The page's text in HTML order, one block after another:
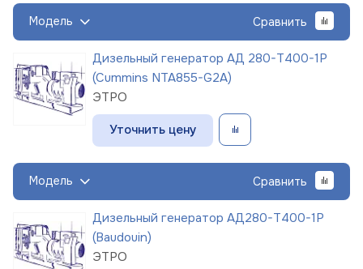
Модель Сравнить
Дизельный генератор АД 280-Т400-1Р
(Cummins NTA855-G2A)
ЭТРО
Уточнить цену
Модель Сравнить
Дизельный генератор АД280-Т400-1Р
(Baudouin)
ЭТРО